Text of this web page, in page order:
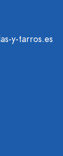
y-tarros.es